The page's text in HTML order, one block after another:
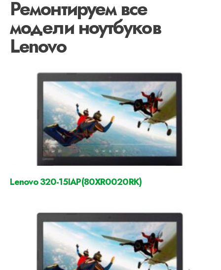
Ремонтируем все
модели ноутбуков
Lenovo
Lenovo 320-15IAP(80XR0020RK)